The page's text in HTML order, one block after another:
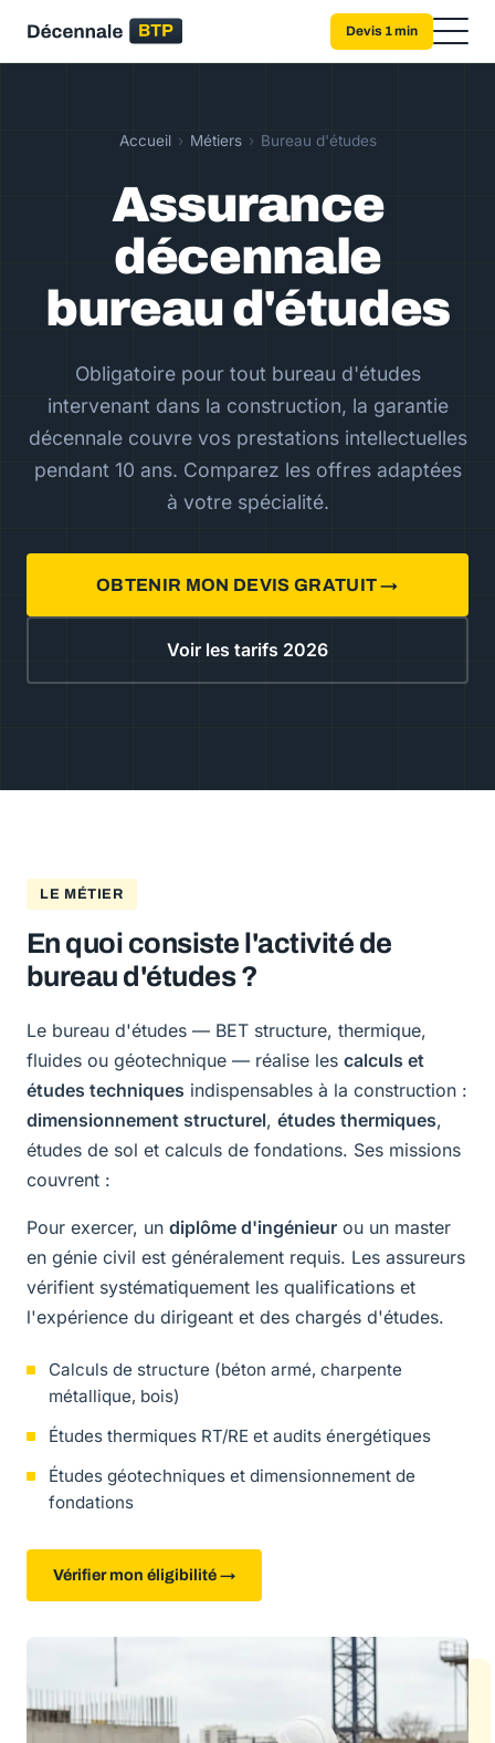
Devis 1 min
Accueil › Métiers › Bureau d'études
Assurance
décennale
bureau d'études
Obligatoire pour tout bureau d'études
intervenant dans la construction, la garantie
décennale couvre vos prestations intellectuelles
pendant 10 ans. Comparez les offres adaptées
à votre spécialité.
OBTENIR MON DEVIS GRATUIT →
Voir les tarifs 2026
LE MÉTIER
En quoi consiste l'activité de
bureau d'études ?
Le bureau d'études — BET structure, thermique,
fluides ou géotechnique — réalise les calculs et
études techniques indispensables à la construction :
dimensionnement structurel, études thermiques,
études de sol et calculs de fondations. Ses missions
couvrent :
Pour exercer, un diplôme d'ingénieur ou un master
en génie civil est généralement requis. Les assureurs
vérifient systématiquement les qualifications et
l'expérience du dirigeant et des chargés d'études.
Calculs de structure (béton armé, charpente
métallique, bois)
Études thermiques RT/RE et audits énergétiques
Études géotechniques et dimensionnement de
fondations
Vérifier mon éligibilité →